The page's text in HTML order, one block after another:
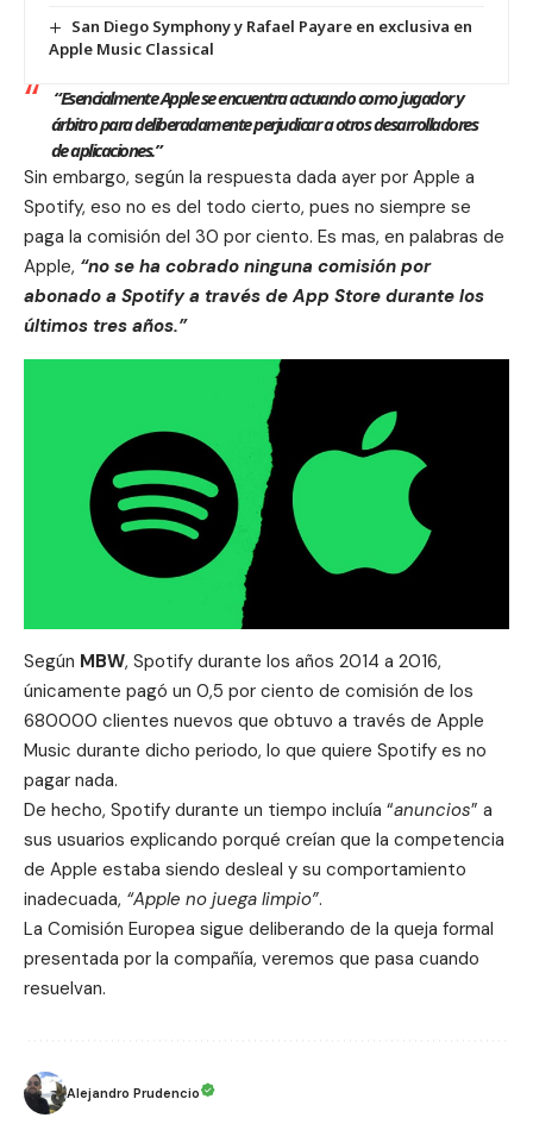
San Diego Symphony y Rafael Payare en exclusiva en
Apple Music Classical
“Esencialmente Apple se encuentra actuando como jugador y
árbitro para deliberadamente perjudicar a otros desarrolladores
de aplicaciones.”
Sin embargo, según la respuesta dada ayer por Apple a
Spotify, eso no es del todo cierto, pues no siempre se
paga la comisión del 30 por ciento. Es mas, en palabras de
Apple, “no se ha cobrado ninguna comisión por
abonado a Spotify a través de App Store durante los
últimos tres años.”
Según MBW, Spotify durante los años 2014 a 2016,
únicamente pagó un 0,5 por ciento de comisión de los
680000 clientes nuevos que obtuvo a través de Apple
Music durante dicho periodo, lo que quiere Spotify es no
pagar nada.
De hecho, Spotify durante un tiempo incluía “anuncios” a
sus usuarios explicando porqué creían que la competencia
de Apple estaba siendo desleal y su comportamiento
inadecuada, “Apple no juega limpio”.
La Comisión Europea sigue deliberando de la queja formal
presentada por la compañía, veremos que pasa cuando
resuelvan.
Alejandro Prudencio